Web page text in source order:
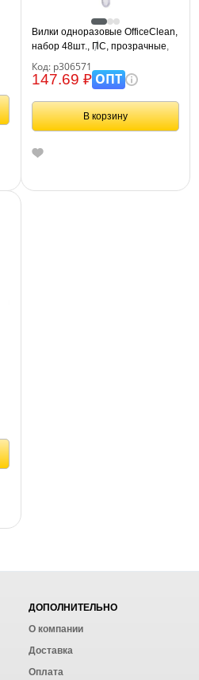
Вилки одноразовые OfficeClean,
набор 48шт., ПС, прозрачные,
Код: р306571
147.69 ₽ОПТ
В корзину
ДОПОЛНИТЕЛЬНО
О компании
Доставка
Оплата